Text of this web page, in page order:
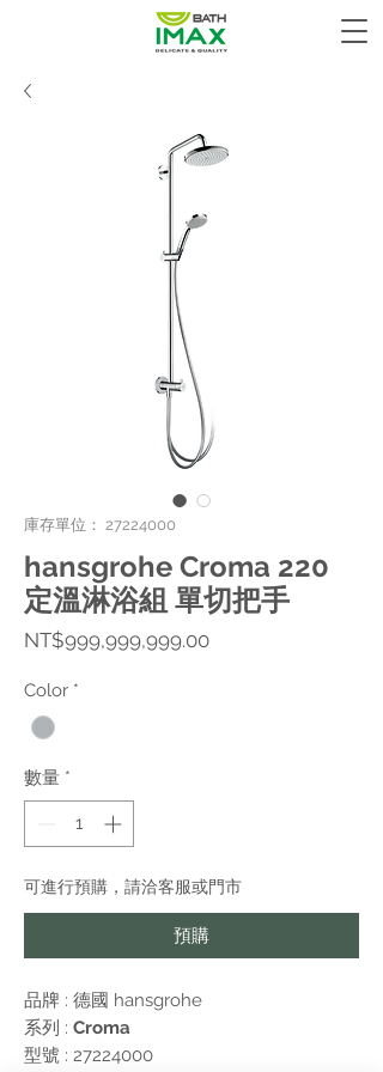
庫存單位： 27224000
hansgrohe Croma 220
定溫淋浴組 單切把手
NT$999,999,999.00價
Color *
數量 *
可進行預購，請洽客服或門市
預購
品牌 : 德國 hansgrohe
系列 : Croma
型號 : 27224000